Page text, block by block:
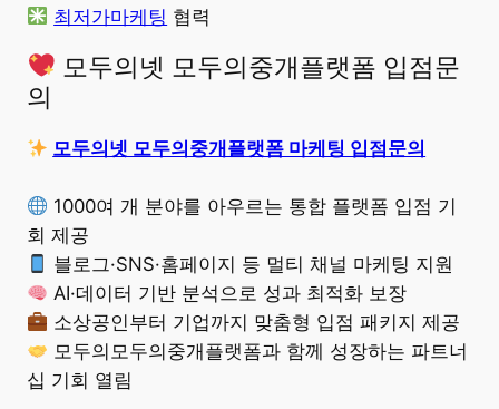
최저가마케팅 협력
모두의넷 모두의중개플랫폼 입점문
의
모두의넷 모두의중개플랫폼 마케팅 입점문의
1000여 개 분야를 아우르는 통합 플랫폼 입점 기
회 제공
블로그·SNS·홈페이지 등 멀티 채널 마케팅 지원
AI·데이터 기반 분석으로 성과 최적화 보장
소상공인부터 기업까지 맞춤형 입점 패키지 제공
모두의모두의중개플랫폼과 함께 성장하는 파트너
십 기회 열림